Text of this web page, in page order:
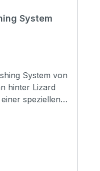
System
System von
hinter Lizard
speziellen